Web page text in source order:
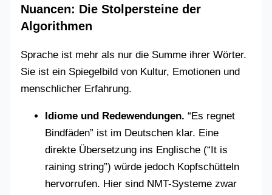
Nuancen: Die Stolpersteine der
Algorithmen
Sprache ist mehr als nur die Summe ihrer Wörter.
Sie ist ein Spiegelbild von Kultur, Emotionen und
menschlicher Erfahrung.
Idiome und Redewendungen. “Es regnet
Bindfäden” ist im Deutschen klar. Eine
direkte Übersetzung ins Englische (“It is
raining string”) würde jedoch Kopfschütteln
hervorrufen. Hier sind NMT-Systeme zwar